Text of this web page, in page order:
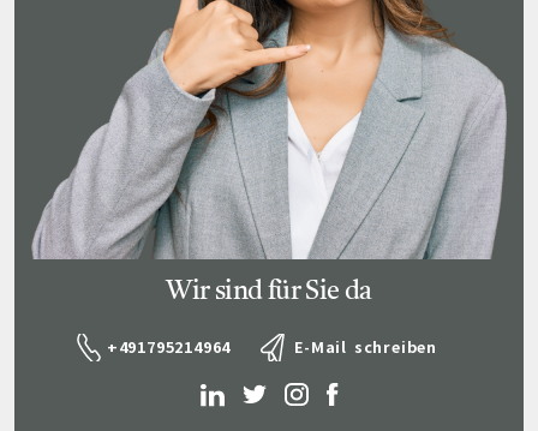
Wir sind für Sie da
+491795214964 E-Mail schreiben